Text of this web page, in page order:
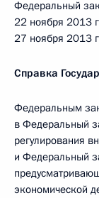
Федеральный
22 ноября 2013
27 ноября 2013
Справка
Федеральным
в Федеральный
регулирования
и Федеральный
экономической